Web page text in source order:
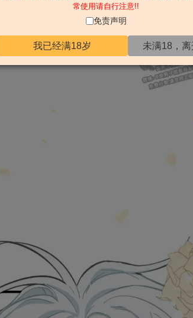
常使用请自行注意!!
免责声明
我已经满18岁 未满18，离